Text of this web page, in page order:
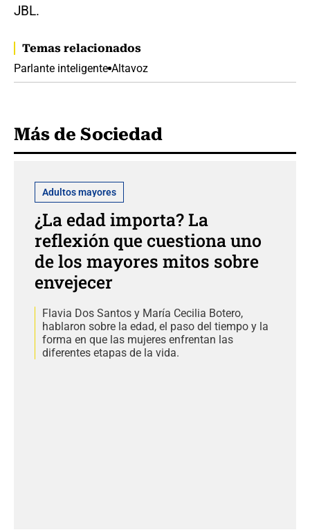
JBL.
Temas relacionados
Parlante inteligente Altavoz
Más de Sociedad
Adultos mayores
¿La edad importa? La
reflexión que cuestiona uno
de los mayores mitos sobre
envejecer
Flavia Dos Santos y María Cecilia Botero,
hablaron sobre la edad, el paso del tiempo y la
forma en que las mujeres enfrentan las
diferentes etapas de la vida.